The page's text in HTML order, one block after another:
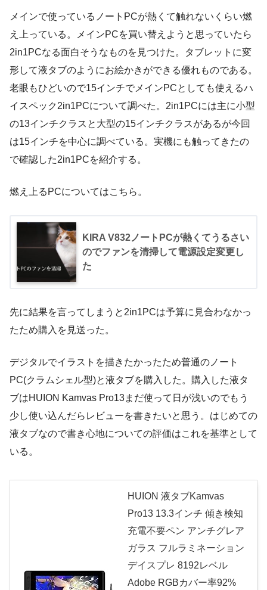
メインで使っているノートPCが熱くて触れないくらい燃
え上っている。メインPCを買い替えようと思っていたら
2in1PCなる面白そうなものを見つけた。タブレットに変
形して液タブのようにお絵かきができる優れものである。
老眼もひどいので15インチでメインPCとしても使えるハ
イスペック2in1PCについて調べた。2in1PCには主に小型
の13インチクラスと大型の15インチクラスがあるが今回
は15インチを中心に調べている。実機にも触ってきたの
で確認した2in1PCを紹介する。
燃え上るPCについてはこちら。
KIRA V832ノートPCが熱くてうるさい
のでファンを清掃して電源設定変更し
た
先に結果を言ってしまうと2in1PCは予算に見合わなかっ
たため購入を見送った。
デジタルでイラストを描きたかったため普通のノート
PC(クラムシェル型)と液タブを購入した。購入した液タ
ブはHUION Kamvas Pro13まだ使って日が浅いのでもう
少し使い込んだらレビューを書きたいと思う。はじめての
液タブなので書き心地についての評価はこれを基準として
いる。
HUION 液タブKamvas
Pro13 13.3インチ 傾き検知
充電不要ペン アンチグレア
ガラス フルラミネーション
デイスプレ 8192レベル
Adobe RGBカバー率92%